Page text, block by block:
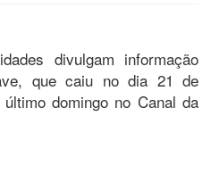
divulgam informação
que caiu no dia 21 de
domingo no Canal da